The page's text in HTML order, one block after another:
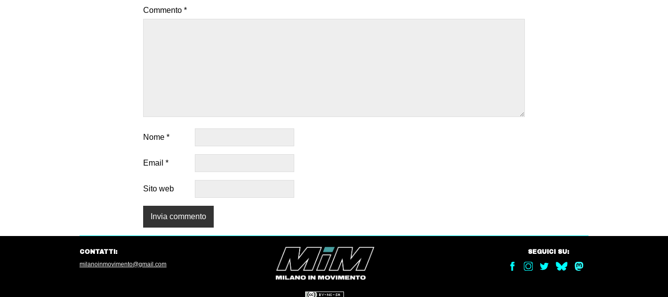
Commento *
Nome *
Email *
Sito web
CONTATTI:
milanoinmovimento@gmail.com
SEGUICI SU: